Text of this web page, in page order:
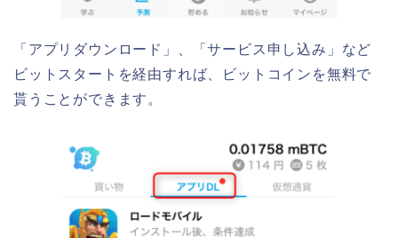
「アプリダウンロード」、「サービス申し込み」など
ビットスタートを経由すれば、ビットコインを無料で
貰うことができます。